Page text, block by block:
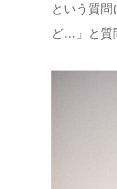
という質
ど…」と質